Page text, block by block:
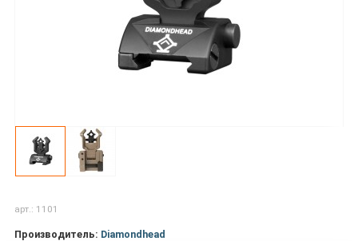
арт.: 1101
Производитель: Diamondhead